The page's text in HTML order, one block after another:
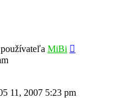
MiBi
11, 2007 5:23 pm